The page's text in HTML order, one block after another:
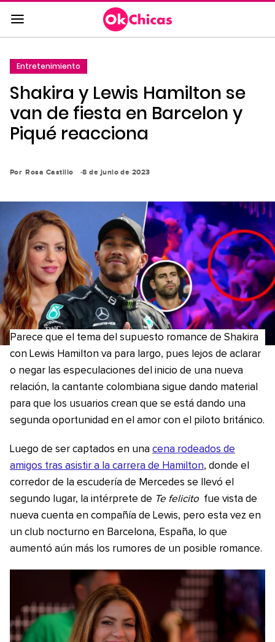
Saltar
al
contenido
a
la
navegación
principal
Entretenimiento
Shakira y Lewis Hamilton se
van de fiesta en Barcelon y
Piqué reacciona
Por Rosa Castillo 8 de junio de 2023
Parece que el tema del supuesto romance de Shakira
con Lewis Hamilton va para largo, pues lejos de aclarar
o negar las especulaciones del inicio de una nueva
relación, la cantante colombiana sigue dando material
para que los usuarios crean que se está dando una
segunda oportunidad en el amor con el piloto británico.
Luego de ser captados en una cena rodeados de
amigos tras asistir a la carrera de Hamilton, donde el
corredor de la escudería de Mercedes se llevó el
segundo lugar, la intérprete de Te felicito fue vista de
nueva cuenta en compañía de Lewis, pero esta vez en
un club nocturno en Barcelona, España, lo que
aumentó aún más los rumores de un posible romance.